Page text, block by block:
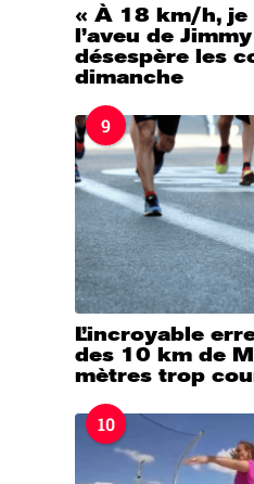
« À 18 km/h, je
l’aveu de
désespère les
dimanche
9
L’incroyable
des 10 km de
mètres trop
10